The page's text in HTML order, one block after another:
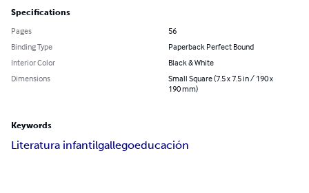
Specifications
Pages
56
Binding Type
Paperback Perfect Bound
Interior Color
Black & White
Dimensions
Small Square (7.5 x 7.5 in / 190 x
190 mm)
Keywords
Literatura infantilgallegoeducación